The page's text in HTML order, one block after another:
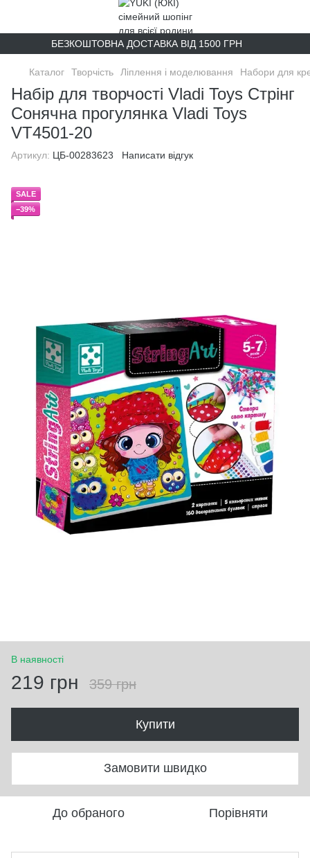
БЕЗКОШТОВНА ДОСТАВКА ВІД 1500 ГРН
Каталог Творчість Ліплення і моделювання Набори для
Набір для творчості Vladi Toys Стрінг
Сонячна прогулянка Vladi Toys
VT4501-20
Артикул: ЦБ-00283623 Написати відгук
SALE
−39%
В наявності
219 грн 359 грн
Купити
Замовити швидко
До обраного Порівняти